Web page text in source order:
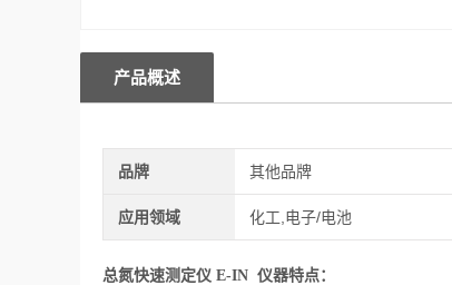
产品概述
品牌 其他品牌
应用领域 化工,电子/电池
总氮快速测定仪 E-IN 仪器特点：